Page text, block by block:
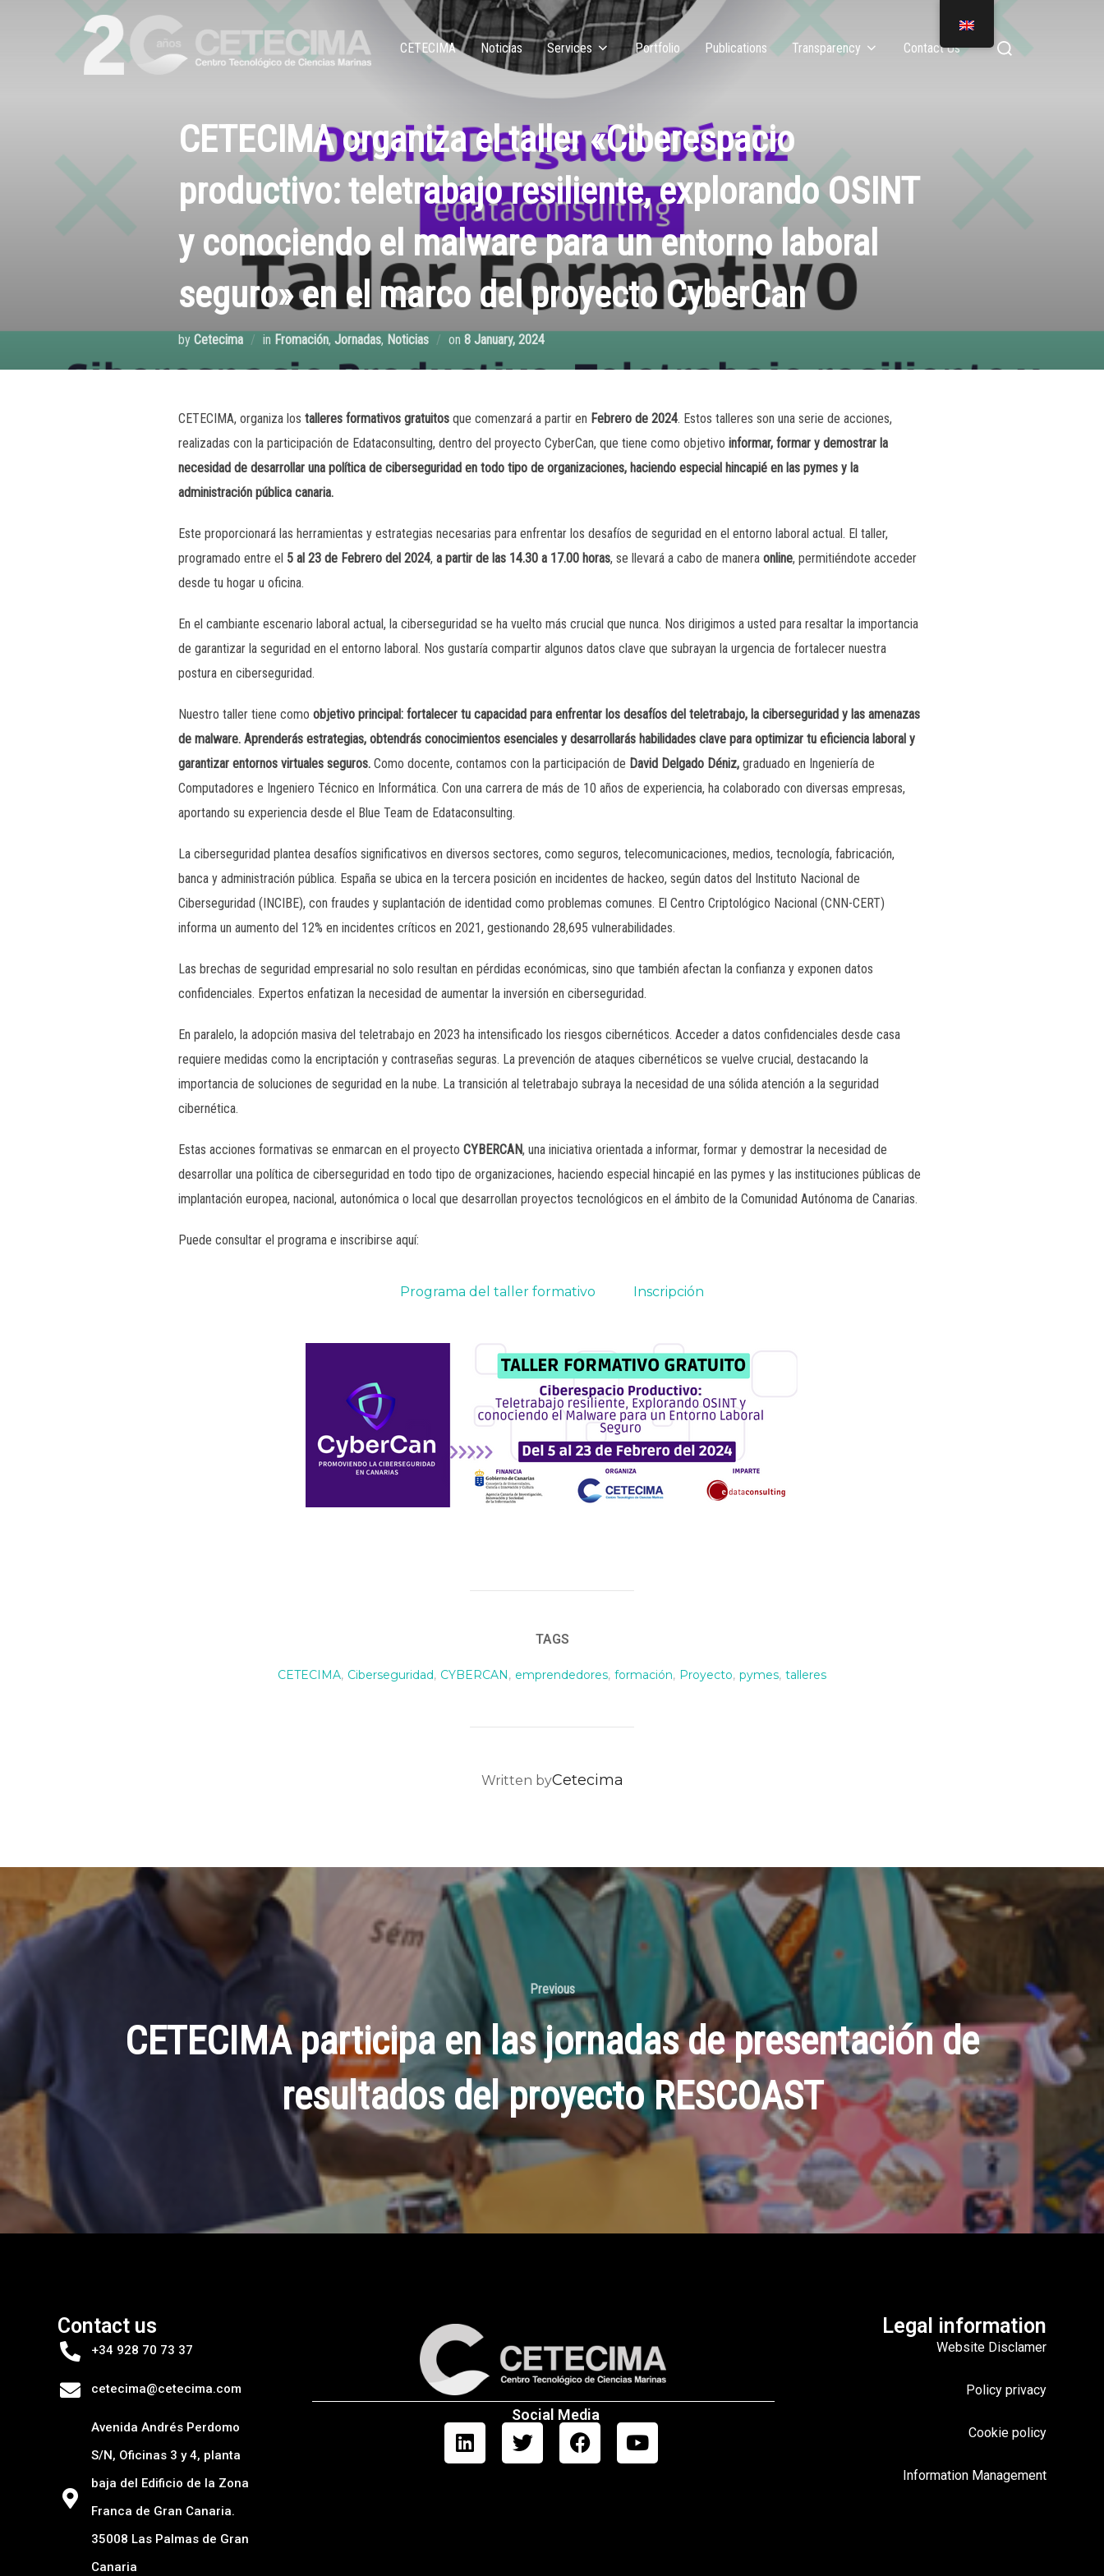
CETECIMA Noticias Services Portfolio Publications Transparency Contact Us
CETECIMA organiza el taller «Ciberespacio
productivo: teletrabajo resiliente, explorando OSINT
y conociendo el malware para un entorno laboral
seguro» en el marco del proyecto CyberCan
by Cetecima in Fromación, Jornadas, Noticias on 8 January, 2024
CETECIMA, organiza los talleres formativos gratuitos que comenzará a partir en Febrero de 2024. Estos talleres son una serie de acciones,
realizadas con la participación de Edataconsulting, dentro del proyecto CyberCan, que tiene como objetivo informar, formar y demostrar la
necesidad de desarrollar una política de ciberseguridad en todo tipo de organizaciones, haciendo especial hincapié en las pymes y la
administración pública canaria.
Este proporcionará las herramientas y estrategias necesarias para enfrentar los desafíos de seguridad en el entorno laboral actual. El taller,
programado entre el 5 al 23 de Febrero del 2024, a partir de las 14.30 a 17.00 horas, se llevará a cabo de manera online, permitiéndote acceder
desde tu hogar u oficina.
En el cambiante escenario laboral actual, la ciberseguridad se ha vuelto más crucial que nunca. Nos dirigimos a usted para resaltar la importancia
de garantizar la seguridad en el entorno laboral. Nos gustaría compartir algunos datos clave que subrayan la urgencia de fortalecer nuestra
postura en ciberseguridad.
Nuestro taller tiene como objetivo principal: fortalecer tu capacidad para enfrentar los desafíos del teletrabajo, la ciberseguridad y las amenazas
de malware. Aprenderás estrategias, obtendrás conocimientos esenciales y desarrollarás habilidades clave para optimizar tu eficiencia laboral y
garantizar entornos virtuales seguros. Como docente, contamos con la participación de David Delgado Déniz, graduado en Ingeniería de
Computadores e Ingeniero Técnico en Informática. Con una carrera de más de 10 años de experiencia, ha colaborado con diversas empresas,
aportando su experiencia desde el Blue Team de Edataconsulting.
La ciberseguridad plantea desafíos significativos en diversos sectores, como seguros, telecomunicaciones, medios, tecnología, fabricación,
banca y administración pública. España se ubica en la tercera posición en incidentes de hackeo, según datos del Instituto Nacional de
Ciberseguridad (INCIBE), con fraudes y suplantación de identidad como problemas comunes. El Centro Criptológico Nacional (CNN-CERT)
informa un aumento del 12% en incidentes críticos en 2021, gestionando 28,695 vulnerabilidades.
Las brechas de seguridad empresarial no solo resultan en pérdidas económicas, sino que también afectan la confianza y exponen datos
confidenciales. Expertos enfatizan la necesidad de aumentar la inversión en ciberseguridad.
En paralelo, la adopción masiva del teletrabajo en 2023 ha intensificado los riesgos cibernéticos. Acceder a datos confidenciales desde casa
requiere medidas como la encriptación y contraseñas seguras. La prevención de ataques cibernéticos se vuelve crucial, destacando la
importancia de soluciones de seguridad en la nube. La transición al teletrabajo subraya la necesidad de una sólida atención a la seguridad
cibernética.
Estas acciones formativas se enmarcan en el proyecto CYBERCAN, una iniciativa orientada a informar, formar y demostrar la necesidad de
desarrollar una política de ciberseguridad en todo tipo de organizaciones, haciendo especial hincapié en las pymes y las instituciones públicas de
implantación europea, nacional, autonómica o local que desarrollan proyectos tecnológicos en el ámbito de la Comunidad Autónoma de Canarias.
Puede consultar el programa e inscribirse aquí:
Programa del taller formativo Inscripción
TAGS
CETECIMA, Ciberseguridad, CYBERCAN , emprendedores, formación, Proyecto, pymes, talleres
POST AUTHOR
Written byCetecima
Previous
CETECIMA participa en las jornadas de presentación de
resultados del proyecto RESCOAST
Contact us
+34 928 70 73 37
cetecima@cetecima.com
Avenida Andrés Perdomo
S/N, Oficinas 3 y 4, planta
baja del Edificio de la Zona
Franca de Gran Canaria.
35008 Las Palmas de Gran
Canaria
Social Media
Legal information
Website Disclamer
Policy privacy
Cookie policy
Information Management